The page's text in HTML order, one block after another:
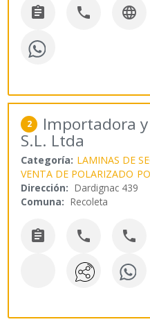
  
2 Importadora
S.L. Ltda
Categoría: LAMINAS DE
VENTA DE POLARIZADO
Dirección: Dardignac 439
Comuna: Recoleta
  